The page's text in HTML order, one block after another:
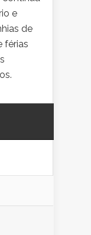
e
de
férias